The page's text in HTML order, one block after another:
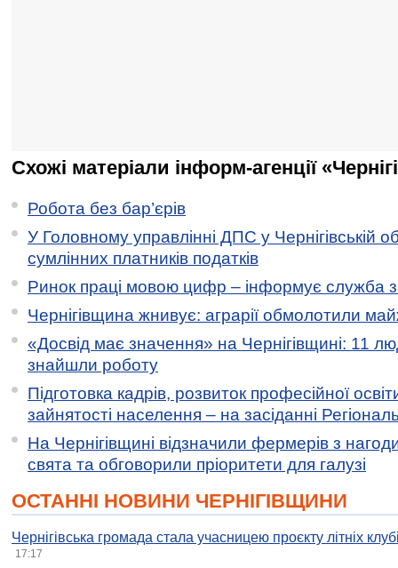
Схожі матеріали інформ-агенції
Робота без бар’єрів
У Головному управлінні ДПС у Чернігівській
сумлінних платників податків
Ринок праці мовою цифр – інформує служба
Чернігівщина жнивує: аграрії обмолотили
«Досвід має значення» на Чернігівщині: 11
знайшли роботу
Підготовка кадрів, розвиток професійної
зайнятості населення – на засіданні
На Чернігівщині відзначили фермерів з
свята та обговорили пріоритети для галузі
ОСТАННІ НОВИНИ ЧЕРНІГІВЩИНИ
Чернігівська громада стала учасницею проєкту літніх
17:17